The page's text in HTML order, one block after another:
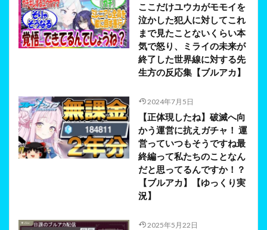
ここだけユウカがモモイを
泣かした犯人に対してこれ
まで見たことないくらい本
気で怒り、ミライの未来が
終了した世界線に対する先
生方の反応集【ブルアカ】
2024年7月5日
【正体現したね】破滅へ向
かう運営に抗えガチャ！ 運
営っていつもそうですね最
終編って私たちのことなん
だと思ってるんですか！？
【ブルアカ】【ゆっくり実
況】
2025年5月22日